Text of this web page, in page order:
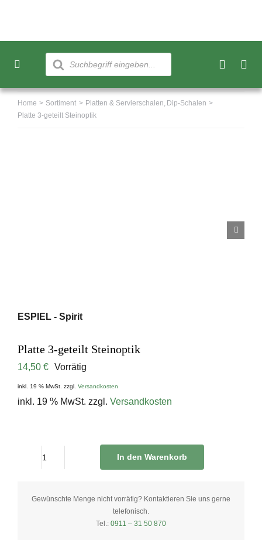
content
Products
search
Toggle
Neu
Home Sortiment Platten & Servierschalen Dip-Schalen
Platte 3-geteilt Steinoptik
ESPIEL - Spirit
Platte 3-geteilt Steinoptik
14,50 € Vorrätig
inkl. 19 % MwSt. zzgl. Versandkosten
inkl. 19 % MwSt. zzgl. Versandkosten
geteilt
In den Warenkorb
Gewünschte Menge nicht vorrätig? Kontaktieren Sie uns gerne
telefonisch.
Tel.: 0911 – 31 50 870